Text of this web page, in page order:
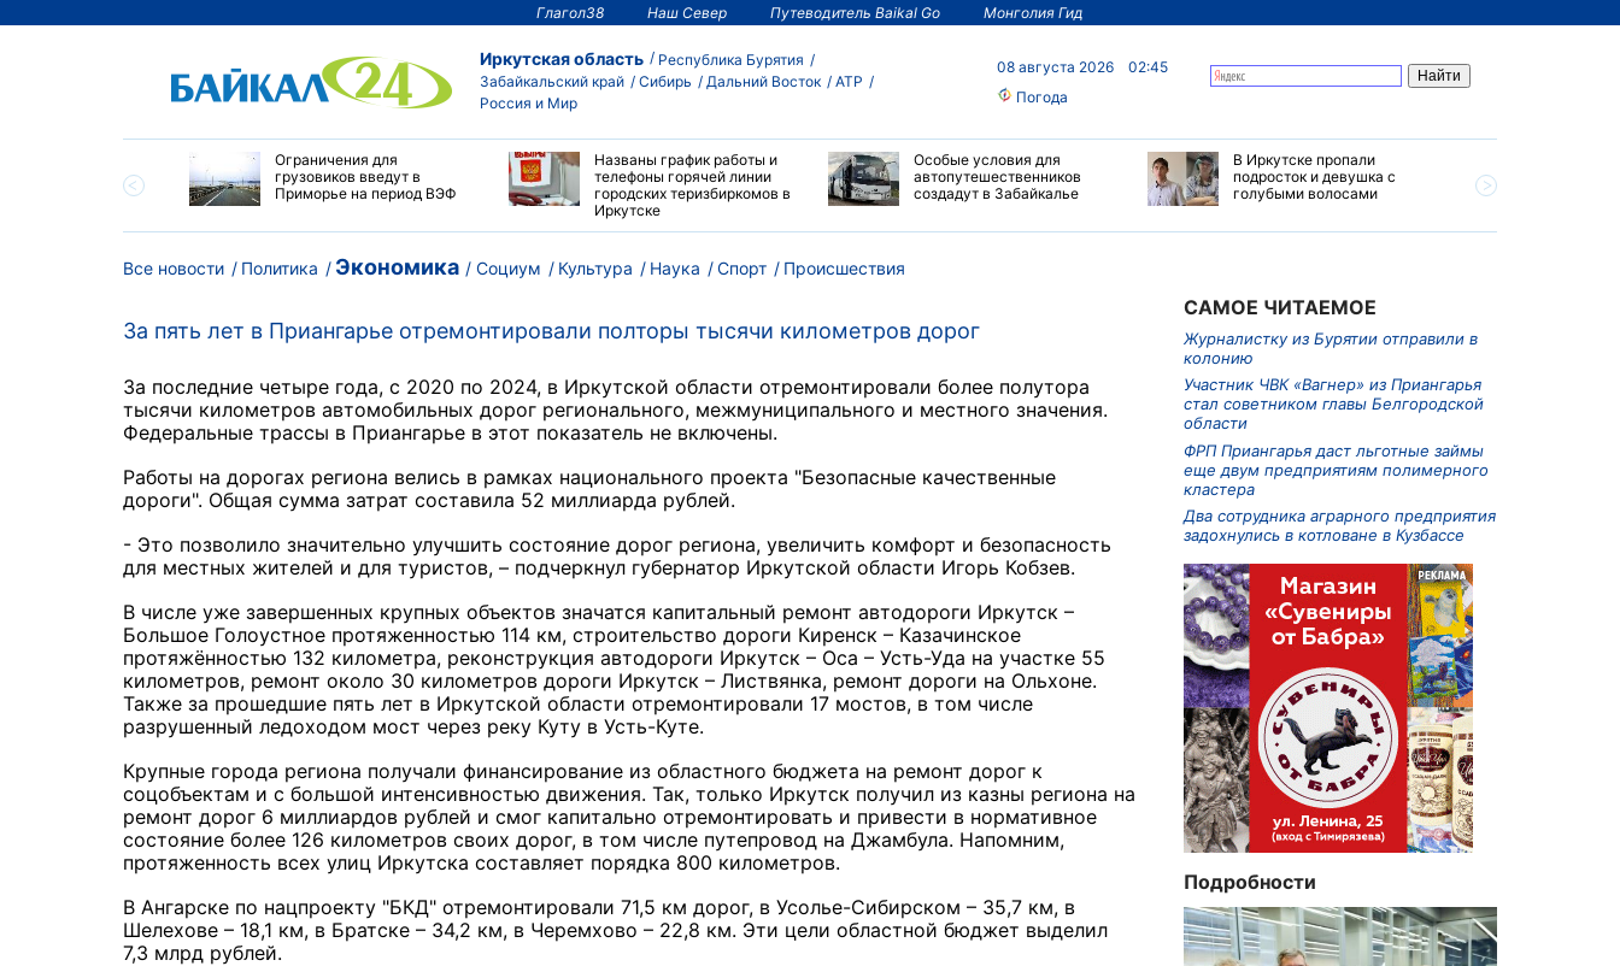
Глагол38 Наш Север Путеводитель Baikal Go Монголия Гид
Иркутская область
Республика Бурятия
Забайкальский край
Сибирь Дальний Восток
АТР
Россия и Мир
08 августа 2026
02:45
Погода
по управлению
Ограничения для
грузовиков введут в
Приморье на период ВЭФ
Названы график работы и
телефоны горячей линии
городских теризбиркомов в
Иркутске
Особые условия для
автопутешественников
создадут в Забайкалье
В Иркутске пропали
подросток и девушка с
голубыми волосами
Все новости Политика Экономика Социум Культура Наука Спорт Происшествия
За пять лет в Приангарье отремонтировали полторы тысячи километров дорог
За последние четыре года, с 2020 по 2024, в Иркутской области отремонтировали более полутора
тысячи километров автомобильных дорог регионального, межмуниципального и местного значения.
Федеральные трассы в Приангарье в этот показатель не включены.
Работы на дорогах региона велись в рамках национального проекта "Безопасные качественные
дороги". Общая сумма затрат составила 52 миллиарда рублей.
- Это позволило значительно улучшить состояние дорог региона, увеличить комфорт и безопасность
для местных жителей и для туристов, – подчеркнул губернатор Иркутской области Игорь Кобзев.
В числе уже завершенных крупных объектов значатся капитальный ремонт автодороги Иркутск –
Большое Голоустное протяженностью 114 км, строительство дороги Киренск – Казачинское
протяжённостью 132 километра, реконструкция автодороги Иркутск – Оса – Усть-Уда на участке 55
километров, ремонт около 30 километров дороги Иркутск – Листвянка, ремонт дороги на Ольхоне.
Также за прошедшие пять лет в Иркутской области отремонтировали 17 мостов, в том числе
разрушенный ледоходом мост через реку Куту в Усть-Куте.
Крупные города региона получали финансирование из областного бюджета на ремонт дорог к
соцобъектам и с большой интенсивностью движения. Так, только Иркутск получил из казны региона на
ремонт дорог 6 миллиардов рублей и смог капитально отремонтировать и привести в нормативное
состояние более 126 километров своих дорог, в том числе путепровод на Джамбула. Напомним,
протяженность всех улиц Иркутска составляет порядка 800 километров.
В Ангарске по нацпроекту "БКД" отремонтировали 71,5 км дорог, в Усолье-Сибирском – 35,7 км, в
Шелехове – 18,1 км, в Братске – 34,2 км, в Черемхово – 22,8 км. Эти цели областной бюджет выделил
7,3 млрд рублей.
САМОЕ ЧИТАЕМОЕ
Журналистку из Бурятии отправили в
колонию
Участник ЧВК «Вагнер» из Приангарья
стал советником главы Белгородской
области
ФРП Приангарья даст льготные займы
еще двум предприятиям полимерного
кластера
Два сотрудника аграрного предприятия
задохнулись в котловане в Кузбассе
Подробности